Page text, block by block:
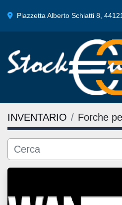
Piazzetta Alberto Schiatti 8,
INVENTARIO Forche